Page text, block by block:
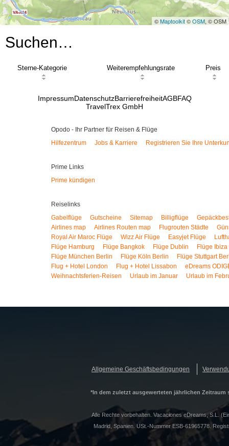
©Maptoolkit©OSM, © OSM
Suchen…
Sterne-Kategorie Weiterempfehlungsrate Preis
ImpressumDatenschutzBarrierefreiheitAGBFAQ
TravelTrex GmbH